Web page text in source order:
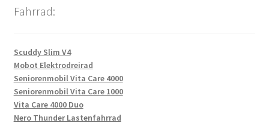
Fahrrad:
Scuddy Slim V4
Mobot Elektrodreirad
Seniorenmobil Vita Care 4000
Seniorenmobil Vita Care 1000
Vita Care 4000 Duo
Nero Thunder Lastenfahrrad